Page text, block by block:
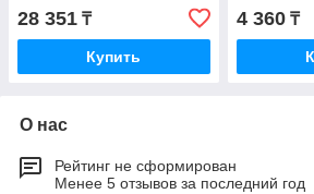
28 351 ₸
Купить
4 360₸
О нас
Рейтинг не сформирован
Менее 5 отзывов за последний год